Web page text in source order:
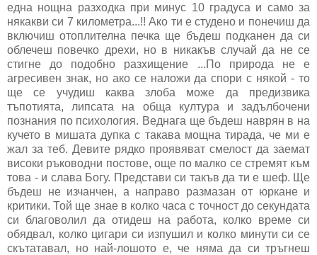
една нощна разходка при минус 10 градуса и само за
някакви си 7 километра...!! Ако ти е студено и понечиш да
включиш отоплителна печка ще бъдеш подканен да си
облечеш повечко дрехи, но в никакъв случай да не се
стигне до подобно разхищение ...По природа не е
агресивен знак, но ако се наложи да спори с някой - то
ще се учудиш каква злоба може да предизвика
тъпотията, липсата на обща култура и задълбочени
познания по психология. Веднага ще бъдеш наврян в на
кучето в мишата дупка с такава мощна тирада, че ми е
жал за теб. Девите рядко проявяват смелост да заемат
високи ръководни постове, още по малко се стремят към
това - и слава Богу. Представи си такъв да ти е шеф. Ще
бъдеш не изчанчен, а направо размазан от юркане и
критики. Той ще знае в колко часа с точност до секундата
си благоволил да отидеш на работа, колко време си
обядвал, колко цигари си изпушил и колко минути си се
скътатавал, но най-лошото е, че няма да си тръгнеш